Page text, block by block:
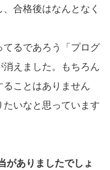
合格後はなんとなく
るであろう「プログ
えました。もちろん
ことはありません
いなと思っています
がありましたでしょ